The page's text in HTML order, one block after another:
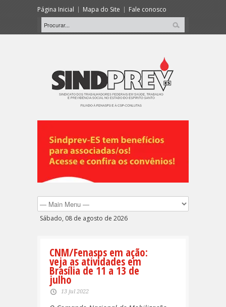
Página Inicial Mapa do Site Fale conosco
Sábado, 08 de agosto de 2026
CNM/Fenasps em ação:
veja as atividades em
Brasília de 11 a 13 de
julho
13 jul 2022